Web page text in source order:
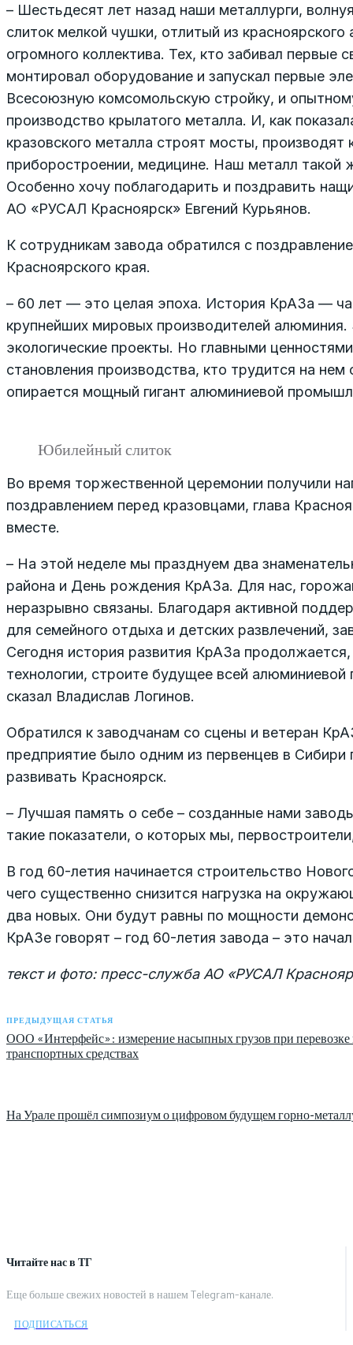
Читайте нас в ТГ
Еще больше свежих новостей в нашем Telegram-канале.
ПОДПИСАТЬСЯ
– Шестьдесят лет назад наши металлурги,
слиток мелкой чушки, отлитый из
огромного коллектива. Тех, кто забивал первые
монтировал оборудование и запускал первые
Всесоюзную комсомольскую стройку, и
производство крылатого металла. И, как
кразовского металла строят мосты,
приборостроении, медицине. Наш металл такой
Особенно хочу поблагодарить и поздравить
АО «РУСАЛ Красноярск» Евгений Курьянов.
К сотрудникам завода обратился с
Красноярского края.
– 60 лет — это целая эпоха. История КрАЗа —
крупнейших мировых производителей
экологические проекты. Но главными
становления производства, кто трудится на
опирается мощный гигант алюминиевой
Юбилейный слиток
Во время торжественной церемонии получили
поздравлением перед кразовцами, глава
вместе.
– На этой неделе мы празднуем два
района и День рождения КрАЗа. Для нас,
неразрывно связаны. Благодаря активной
для семейного отдыха и детских развлечений,
Сегодня история развития КрАЗа
технологии, строите будущее всей
сказал Владислав Логинов.
Обратился к заводчанам со сцены и ветеран
предприятие было одним из первенцев в
развивать Красноярск.
– Лучшая память о себе – созданные нами
такие показатели, о которых мы,
В год 60-летия начинается строительство
чего существенно снизится нагрузка на
два новых. Они будут равны по мощности
КрАЗе говорят – год 60-летия завода – это
текст и фото: пресс-служба АО «РУСАЛ
ПРЕДЫДУЩАЯ СТАТЬЯ
ООО «Интерфейс»: измерение насыпных грузов при перевозке
транспортных средствах
На Урале прошёл симпозиум о цифровом будущем горно-